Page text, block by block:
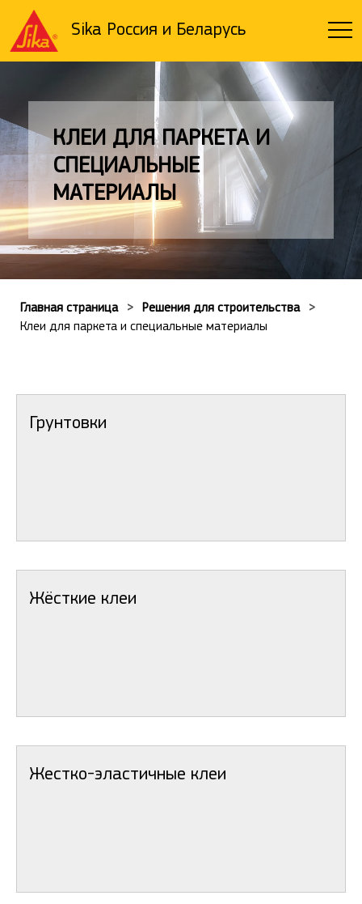
Sika Россия и Беларусь
КЛЕИ ДЛЯ ПАРКЕТА И
СПЕЦИАЛЬНЫЕ
МАТЕРИАЛЫ
Главная страница
Решения для строительства
Клеи для паркета и специальные материалы
Грунтовки
Жёсткие клеи
Жестко-эластичные клеи